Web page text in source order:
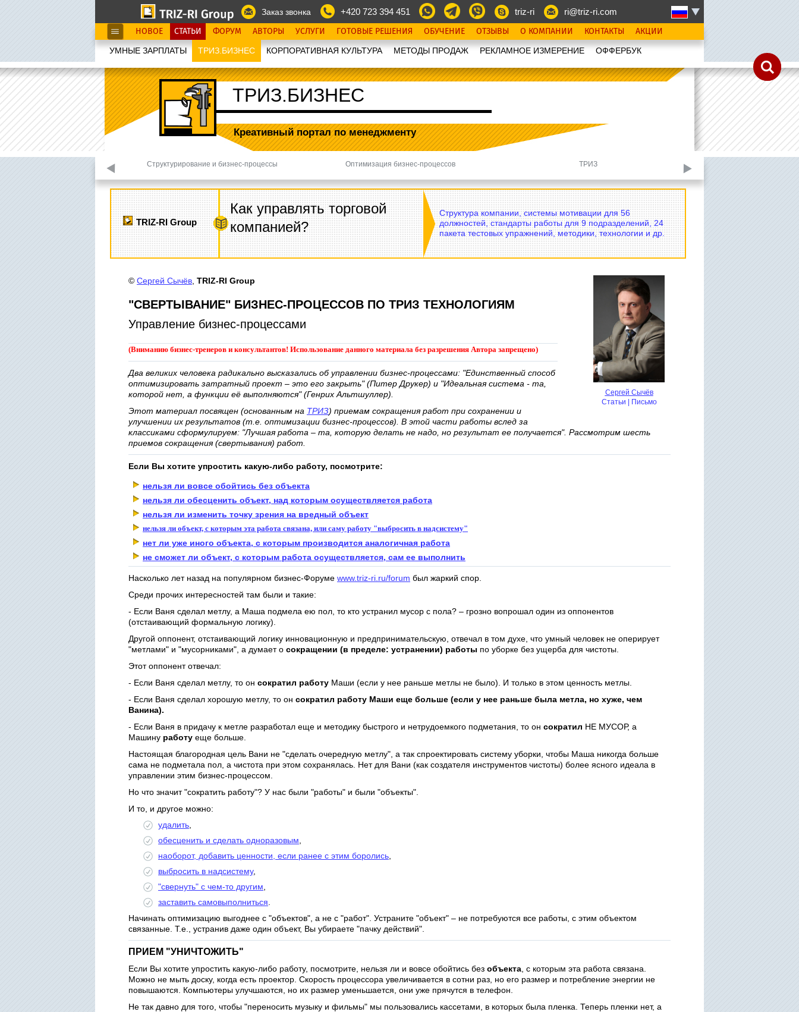
Заказ звонка +420 723 394 451 triz-ri ri@triz-ri.com
НОВОЕ СТАТЬИ ФОРУМ АВТОРЫ УСЛУГИ ГОТОВЫЕ РЕШЕНИЯ ОБУЧЕНИЕ ОТЗЫВЫ О КОМПАНИИ КОНТАКТЫ АКЦИИ
УМНЫЕ ЗАРПЛАТЫ ТРИЗ.БИЗНЕС КОРПОРАТИВНАЯ КУЛЬТУРА МЕТОДЫ ПРОДАЖ РЕКЛАМНОЕ ИЗМЕРЕНИЕ OФФЕРБУК
ТРИЗ.БИЗНЕС
Креативный порталпо менеджменту
Структурирование и бизнес-процессы Оптимизация бизнес-процессов ТРИЗ
Next
TRIZ-RI Group
Как управлять торговой
компанией?
Структура компании, системы мотивации для 56
должностей, стандарты работы для 9 подразделений, 24
пакета тестовых упражнений, методики, технологии и др.
Сергей Сычёв
Статьи
Письмо
© Сергей Сычёв TRIZ-RI Group
"СВЕРТЫВАНИЕ" БИЗНЕС-ПРОЦЕССОВ ПО ТРИЗ ТЕХНОЛОГИЯМ
Управление бизнес-процессами
(Вниманию бизнес-тренеров и консультантов! Использование данного материала без разрешения Автора запрещено)
Два великих человека радикально высказались об управлении бизнес-процессами: "Единственный способ
оптимизировать затратный проект – это его закрыть" (Питер Друкер) и "Идеальная система - та,
которой нет, а функции её выполняются" (Генрих Альтшуллер).
Этот материал посвящен (основанным на ТРИЗ) приемам сокращения работ при сохранении и
улучшении их результатов (т.е. оптимизации бизнес-процессов). В этой части работы вслед за
классиками сформулируем: "Лучшая работа – та, которую делать не надо, но результат ее получается". Рассмотрим шесть
приемов сокращения (свертывания) работ.
Если Вы хотите упростить какую-либо работу, посмотрите:
нельзя ли вовсе обойтись без объекта
нельзя ли обесценить объект, над которым осуществляется работа
нельзя ли изменить точку зрения на вредный объект
нельзя ли объект, с которым эта работа связана, или саму работу "выбросить в надсистему"
нет ли уже иного объекта, с которым производится аналогичная работа
не сможет ли объект, с которым работа осуществляется, сам ее выполнить
Насколько лет назад на популярном бизнес-Форуме www.triz-ri.ru/forum был жаркий спор.
Среди прочих интересностей там были и такие:
- Если Ваня сделал метлу, а Маша подмела ею пол, то кто устранил мусор с пола? – грозно вопрошал один из оппонентов
(отстаивающий формальную логику).
Другой оппонент, отстаивающий логику инновационную и предпринимательскую, отвечал в том духе, что умный человек не оперирует
"метлами" и "мусорниками", а думает о сокращении (в пределе: устранении) работы по уборке без ущерба для чистоты.
Этот оппонент отвечал:
- Если Ваня сделал метлу, то он сократил работу Маши (если у нее раньше метлы не было). И только в этом ценность метлы.
- Если Ваня сделал хорошую метлу, то он сократил работу Маши еще больше (если у нее раньше была метла, но хуже, чем
Ванина).
- Если Ваня в придачу к метле разработал еще и методику быстрого и нетрудоемкого подметания, то он сократил НЕ МУСОР, а
Машину работу еще больше.
Настоящая благородная цель Вани не "сделать очередную метлу", а так спроектировать систему уборки, чтобы Маша никогда больше
сама не подметала пол, а чистота при этом сохранялась. Нет для Вани (как создателя инструментов чистоты) более ясного идеала в
управлении этим бизнес-процессом.
Но что значит "сократить работу"? У нас были "работы" и были "объекты".
И то, и другое можно:
удалить
обесценить и сделать одноразовым
наоборот, добавить ценности, если ранее с этим боролись
выбросить в надсистему,
"свернуть" с чем-то другим
заставить самовыполниться
Начинать оптимизацию выгоднее с "объектов", а не с "работ". Устраните "объект" – не потребуются все работы, с этим объектом
связанные. Т.е., устранив даже один объект, Вы убираете "пачку действий".
ПРИЕМ "УНИЧТОЖИТЬ"
Если Вы хотите упростить какую-либо работу, посмотрите, нельзя ли и вовсе обойтись без объекта , с которым эта работа связана.
Можно не мыть доску, когда есть проектор. Скорость процессора увеличивается в сотни раз, но его размер и потребление энергии не
повышаются. Компьютеры улучшаются, но их размер уменьшается, они уже прячутся в телефон.
Не так давно для того, чтобы "переносить музыку и фильмы" мы пользовались кассетами, в которых была пленка. Теперь пленки нет, а